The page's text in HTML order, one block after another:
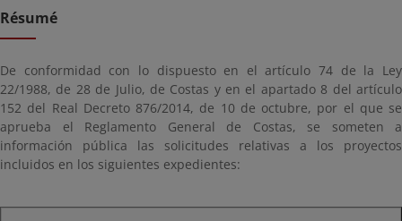
Résumé
De conformidad con lo dispuesto en el artículo 74 de la Ley
22/1988, de 28 de Julio, de Costas y en el apartado 8 del artículo
152 del Real Decreto 876/2014, de 10 de octubre, por el que se
aprueba el Reglamento General de Costas, se someten a
información pública las solicitudes relativas a los proyectos
incluidos en los siguientes expedientes: